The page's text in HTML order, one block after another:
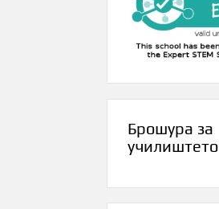
Брошура за
училиштето